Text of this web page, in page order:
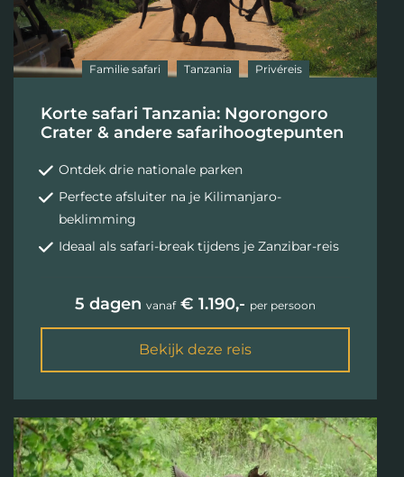
Familie safari Tanzania Privéreis
Korte safari Tanzania: Ngorongoro
Crater & andere safarihoogtepunten
Ontdek drie nationale parken
Perfecte afsluiter na je Kilimanjaro-
beklimming
Ideaal als safari-break tijdens je Zanzibar-reis
5 dagen vanaf€ 1.190,- per persoon
Bekijk deze reis